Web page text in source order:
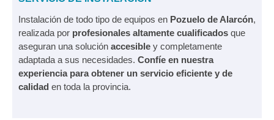
Instalación de todo tipo de equipos en Pozuelo de Alarcón,
realizada por profesionales altamente cualificados que
aseguran una solución accesible y completamente
adaptada a sus necesidades. Confíe en nuestra
experiencia para obtener un servicio eficiente y de
calidad en toda la provincia.